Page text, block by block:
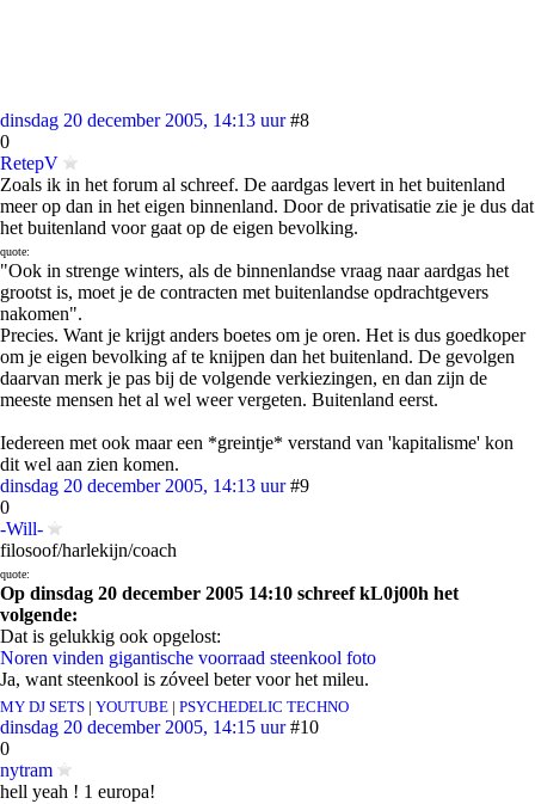
dinsdag 20 december 2005, 14:13 uur #8
0
RetepV
Zoals ik in het forum al schreef. De aardgas levert in het buitenland
meer op dan in het eigen binnenland. Door de privatisatie zie je dus dat
het buitenland voor gaat op de eigen bevolking.
quote:
"Ook in strenge winters, als de binnenlandse vraag naar aardgas het
grootst is, moet je de contracten met buitenlandse opdrachtgevers
nakomen".
Precies. Want je krijgt anders boetes om je oren. Het is dus goedkoper
om je eigen bevolking af te knijpen dan het buitenland. De gevolgen
daarvan merk je pas bij de volgende verkiezingen, en dan zijn de
meeste mensen het al wel weer vergeten. Buitenland eerst.
Iedereen met ook maar een *greintje* verstand van 'kapitalisme' kon
dit wel aan zien komen.
dinsdag 20 december 2005, 14:13 uur #9
0
-Will-
filosoof/harlekijn/coach
quote:
Op dinsdag 20 december 2005 14:10 schreef kL0j00h het
volgende:
Dat is gelukkig ook opgelost:
Noren vinden gigantische voorraad steenkool foto
Ja, want steenkool is zóveel beter voor het mileu.
MY DJ SETS | YOUTUBE | PSYCHEDELIC TECHNO
dinsdag 20 december 2005, 14:15 uur #10
0
nytram
hell yeah ! 1 europa!